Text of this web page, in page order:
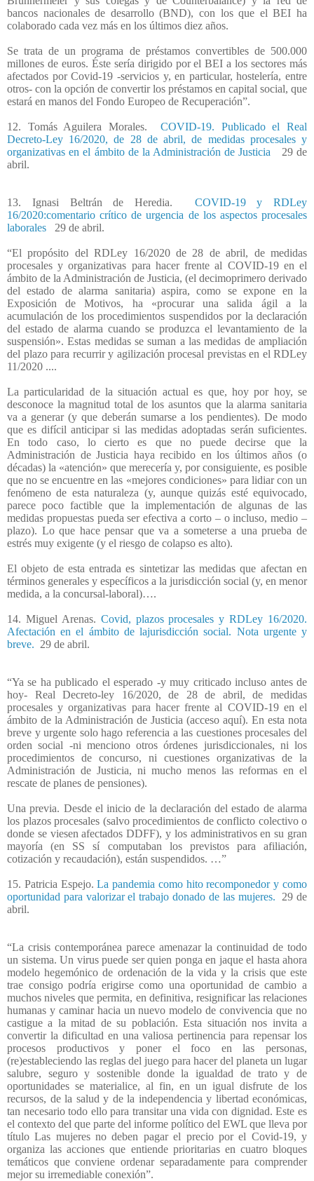
bancos nacionales de desarrollo (BND), con los que el BEI ha
colaborado cada vez más en los últimos diez años.
Se trata de un programa de préstamos convertibles de 500.000
millones de euros. Éste sería dirigido por el BEI a los sectores más
afectados por Covid-19 -servicios y, en particular, hostelería, entre
otros- con la opción de convertir los préstamos en capital social, que
estará en manos del Fondo Europeo de Recuperación”.
12. Tomás Aguilera Morales.
COVID-19. Publicado el Real
Decreto-Ley 16/2020, de 28 de abril, de medidas procesales y
organizativas en el ámbito de la Administración de Justicia
29 de
abril.
13. Ignasi Beltrán de Heredia.
COVID-19 y RDLey
16/2020:comentario crítico de urgencia de los aspectos procesales
laborales
29 de abril.
“El propósito del RDLey 16/2020 de 28 de abril, de medidas
procesales y organizativas para hacer frente al COVID-19 en el
ámbito de la Administración de Justicia, (el decimoprimero derivado
del estado de alarma sanitaria) aspira, como se expone en la
Exposición de Motivos, ha «procurar una salida ágil a la
acumulación de los procedimientos suspendidos por la declaración
del estado de alarma cuando se produzca el levantamiento de la
suspensión». Estas medidas se suman a las medidas de ampliación
del plazo para recurrir y agilización procesal previstas en el RDLey
11/2020 ....
La particularidad de la situación actual es que, hoy por hoy, se
desconoce la magnitud total de los asuntos que la alarma sanitaria
va a generar (y que deberán sumarse a los pendientes). De modo
que es difícil anticipar si las medidas adoptadas serán suficientes.
En todo caso, lo cierto es que no puede decirse que la
Administración de Justicia haya recibido en los últimos años (o
décadas) la «atención» que merecería y, por consiguiente, es posible
que no se encuentre en las «mejores condiciones» para lidiar con un
fenómeno de esta naturaleza (y, aunque quizás esté equivocado,
parece poco factible que la implementación de algunas de las
medidas propuestas pueda ser efectiva a corto – o incluso, medio –
plazo). Lo que hace pensar que va a someterse a una prueba de
estrés muy exigente (y el riesgo de colapso es alto).
El objeto de esta entrada es sintetizar las medidas que afectan en
términos generales y específicos a la jurisdicción social (y, en menor
medida, a la concursal-laboral)….
14. Miguel Arenas. Covid, plazos procesales y RDLey 16/2020.
Afectación en el ámbito de lajurisdicción social. Nota urgente y
breve. 29 de abril.
“Ya se ha publicado el esperado -y muy criticado incluso antes de
hoy- Real Decreto-ley 16/2020, de 28 de abril, de medidas
procesales y organizativas para hacer frente al COVID-19 en el
ámbito de la Administración de Justicia (acceso aquí). En esta nota
breve y urgente solo hago referencia a las cuestiones procesales del
orden social -ni menciono otros órdenes jurisdiccionales, ni los
procedimientos de concurso, ni cuestiones organizativas de la
Administración de Justicia, ni mucho menos las reformas en el
rescate de planes de pensiones).
Una previa. Desde el inicio de la declaración del estado de alarma
los plazos procesales (salvo procedimientos de conflicto colectivo o
donde se viesen afectados DDFF), y los administrativos en su gran
mayoría (en SS sí computaban los previstos para afiliación,
cotización y recaudación), están suspendidos. …”
15. Patricia Espejo.La pandemia como hito recomponedor y como
oportunidad para valorizar el trabajo donado de las mujeres.
29 de
abril.
“La crisis contemporánea parece amenazar la continuidad de todo
un sistema. Un virus puede ser quien ponga en jaque el hasta ahora
modelo hegemónico de ordenación de la vida y la crisis que este
trae consigo podría erigirse como una oportunidad de cambio a
muchos niveles que permita, en definitiva, resignificar las relaciones
humanas y caminar hacia un nuevo modelo de convivencia que no
castigue a la mitad de su población. Esta situación nos invita a
convertir la dificultad en una valiosa pertinencia para repensar los
procesos productivos y poner el foco en las personas,
(re)estableciendo las reglas del juego para hacer del planeta un lugar
salubre, seguro y sostenible donde la igualdad de trato y de
oportunidades se materialice, al fin, en un igual disfrute de los
recursos, de la salud y de la independencia y libertad económicas,
tan necesario todo ello para transitar una vida con dignidad. Este es
el contexto del que parte del informe político del EWL que lleva por
título Las mujeres no deben pagar el precio por el Covid-19, y
organiza las acciones que entiende prioritarias en cuatro bloques
temáticos que conviene ordenar separadamente para comprender
mejor su irremediable conexión”.